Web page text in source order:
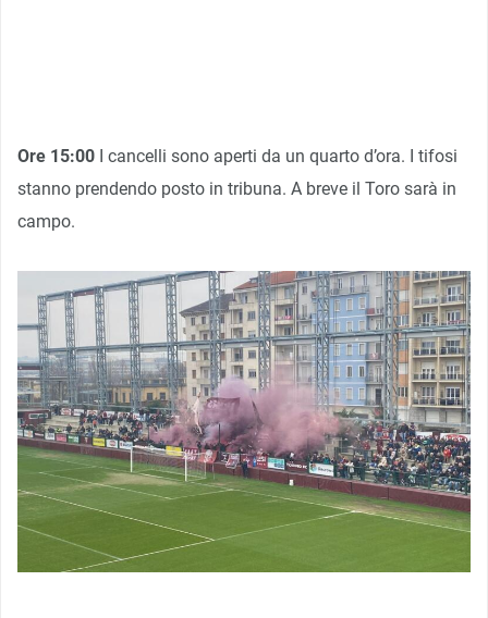
Ore 15:00 I cancelli sono aperti da un quarto d’ora. I tifosi
stanno prendendo posto in tribuna. A breve il Toro sarà in
campo.